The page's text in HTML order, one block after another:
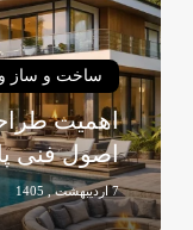
ویلا
در
شمال
کشور
و
اصول
پایه
ساخت و ساز و
اهمیت
اصول فنی
7 اردیبهشت , 1405